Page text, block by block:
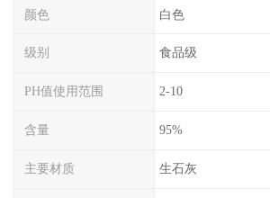
颜色 白色
级别 食品级
PH值使用范围 2-10
含量 95%
主要材质 生石灰